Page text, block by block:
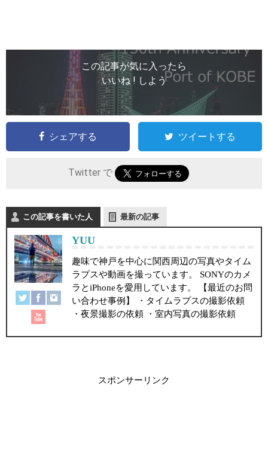
この記事が気に入ったら
いいね ! しよう
シェアする ツイートする
Twitter で
この記事を書いた人 最新の記事
YUU
趣味で神戸を中心に関西周辺の写真やタイム
ラプスや動画を撮っています。 SONYのカメ
ラとiPhoneを愛用しています。 【最近のお問
い合わせ事例】 ・タイムラプスの撮影依頼
・夜景撮影の依頼 ・室内写真の撮影依頼
スポンサーリンク